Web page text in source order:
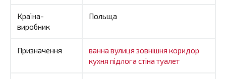
Країна-
виробник
Польща
Призначення ванна вулиця зовнішня коридор
кухня підлога стіна туалет